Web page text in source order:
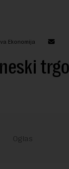
Ekonomija